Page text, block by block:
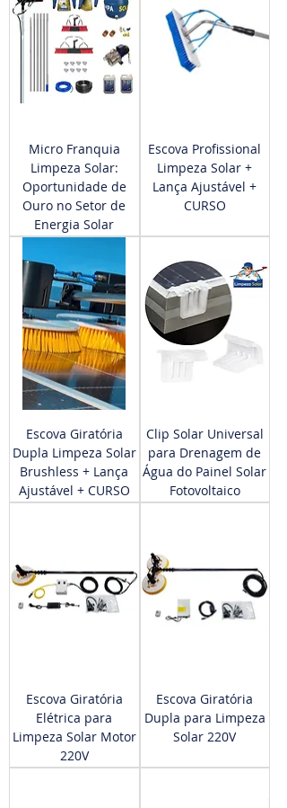
Micro Franquia
Limpeza Solar:
Oportunidade de
Ouro no Setor de
Energia Solar
Escova Profissional
Limpeza Solar +
Lança Ajustável +
CURSO
Escova Giratória
Dupla Limpeza Solar
Brushless + Lança
Ajustável + CURSO
Clip Solar Universal
para Drenagem de
Água do Painel Solar
Fotovoltaico
Escova Giratória
Elétrica para
Limpeza Solar Motor
220V
Escova Giratória
Dupla para Limpeza
Solar 220V